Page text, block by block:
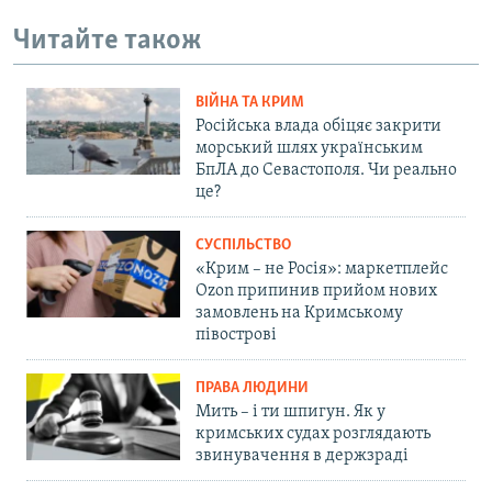
Читайте також
ВІЙНА ТА КРИМ
Російська влада обіцяє закрити
морський шлях українським
БпЛА до Севастополя. Чи реально
це?
СУСПІЛЬСТВО
«Крим – не Росія»: маркетплейс
Ozon припинив прийом нових
замовлень на Кримському
півострові
ПРАВА ЛЮДИНИ
Мить – і ти шпигун. Як у
кримських судах розглядають
звинувачення в держзраді